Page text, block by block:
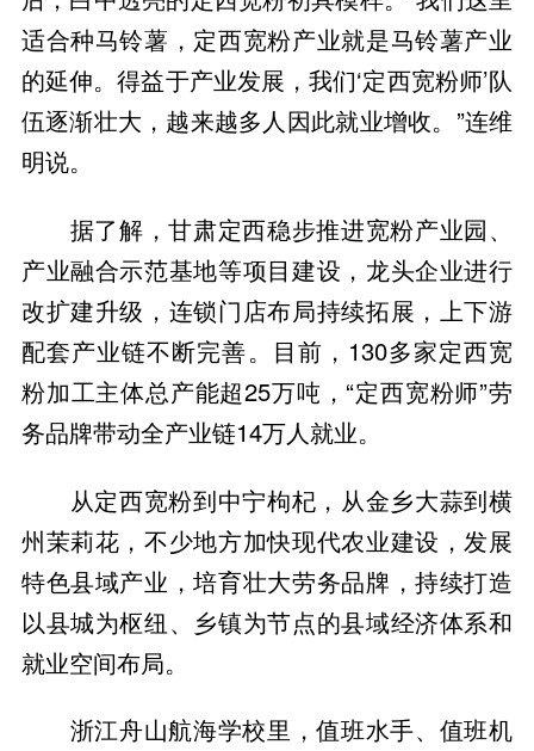
适合种马铃薯，定西宽粉产业就是马铃薯产业
的延伸。得益于产业发展，我们‘定西宽粉师’队
伍逐渐壮大，越来越多人因此就业增收。”连维
明说。
据了解，甘肃定西稳步推进宽粉产业园、
产业融合示范基地等项目建设，龙头企业进行
改扩建升级，连锁门店布局持续拓展，上下游
配套产业链不断完善。目前，130多家定西宽
粉加工主体总产能超25万吨，“定西宽粉师”劳
务品牌带动全产业链14万人就业。
从定西宽粉到中宁枸杞，从金乡大蒜到横
州茉莉花，不少地方加快现代农业建设，发展
特色县域产业，培育壮大劳务品牌，持续打造
以县城为枢纽、乡镇为节点的县域经济体系和
就业空间布局。
浙江舟山航海学校里，值班水手、值班机